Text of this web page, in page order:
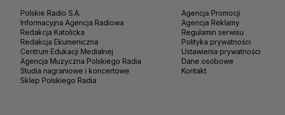
Polskie Radio S.A.
Informacyjna Agencja Radiowa
Redakcja Katolicka
Redakcja Ekumeniczna
Centrum Edukacji Medialnej
Agencja Muzyczna Polskiego Radia
Studia nagraniowe i koncertowe
Sklep Polskiego Radia
Agencja Promocji
Agencja Reklamy
Regulamin serwisu
Polityka prywatności
Ustawienia prywatności
Dane osobowe
Kontakt